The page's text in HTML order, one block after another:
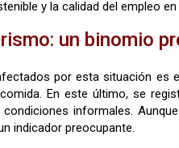
y la calidad del empleo en
un binomio
por esta situación es
En este último, se
condiciones informales.
indicador preocupante.